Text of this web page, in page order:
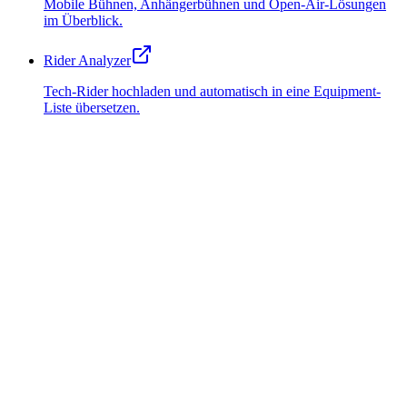
Mobile Bühnen, Anhängerbühnen und Open-Air-Lösungen
im Überblick.
Rider Analyzer
Tech-Rider hochladen und automatisch in eine Equipment-
Liste übersetzen.